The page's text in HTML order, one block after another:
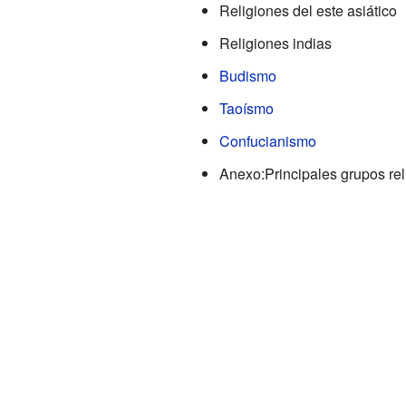
Religiones del este asiático
Religiones indias
Budismo
Taoísmo
Confucianismo
Anexo:Principales grupos